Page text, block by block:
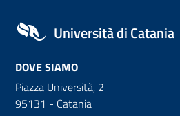
Università di Catania
DOVE SIAMO
Piazza Università, 2
95131 - Catania